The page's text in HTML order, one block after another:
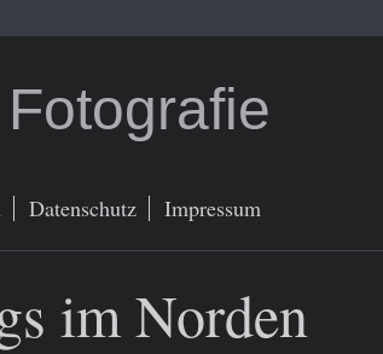
Datenschutz Impressum
im Norden